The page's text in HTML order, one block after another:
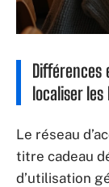
Différences
localiser
Le réseau
titre cadeau
d’utilisation